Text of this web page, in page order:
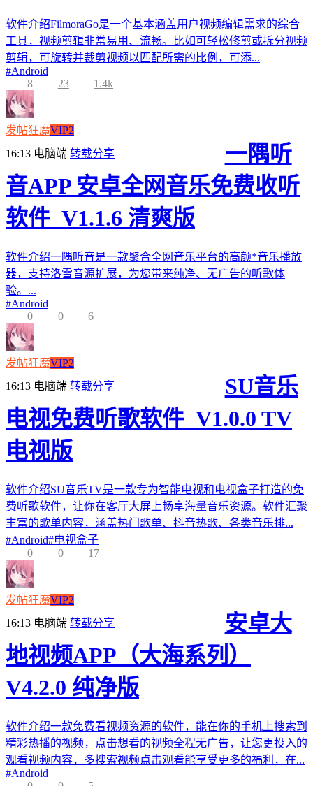
软件介绍FilmoraGo是一个基本涵盖用户视频编辑需求的综合
工具，视频剪辑非常易用、流畅。比如可轻松修剪或拆分视频
剪辑，可旋转并裁剪视频以匹配所需的比例，可添...
#Android
8
23 1.4k
发帖狂魔VIP2
16:13 电脑端 转载分享
一隅听
音APP 安卓全网音乐免费收听
软件_V1.1.6 清爽版
软件介绍一隅听音是一款聚合全网音乐平台的高颜*音乐播放
器，支持洛雪音源扩展，为您带来纯净、无广告的听歌体
验。...
#Android
0
0 6
发帖狂魔VIP2
16:13 电脑端 转载分享
SU音乐
电视免费听歌软件_V1.0.0 TV
电视版
软件介绍SU音乐TV是一款专为智能电视和电视盒子打造的免
费听歌软件，让你在客厅大屏上畅享海量音乐资源。软件汇聚
丰富的歌单内容，涵盖热门歌单、抖音热歌、各类音乐排...
#Android#电视盒子
0
0 17
发帖狂魔VIP2
16:13 电脑端 转载分享
安卓大
地视频APP（大海系列）
V4.2.0 纯净版
软件介绍一款免费看视频资源的软件，能在你的手机上搜索到
精彩热播的视频，点击想看的视频全程无广告，让您更投入的
观看视频内容，多搜索视频点击观看能享受更多的福利，在...
#Android